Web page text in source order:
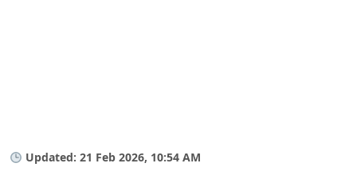
Updated: 21 Feb 2026, 10:54 AM